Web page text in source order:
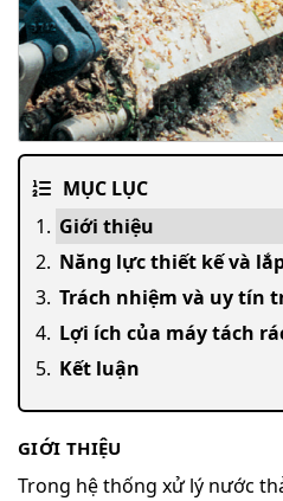
MỤC LỤC
Giới thiệu
Năng lực thiết kế và
Trách nhiệm và uy tín
Lợi ích của máy tách
Kết luận
GIỚI THIỆU
Trong hệ thống xử lý nước